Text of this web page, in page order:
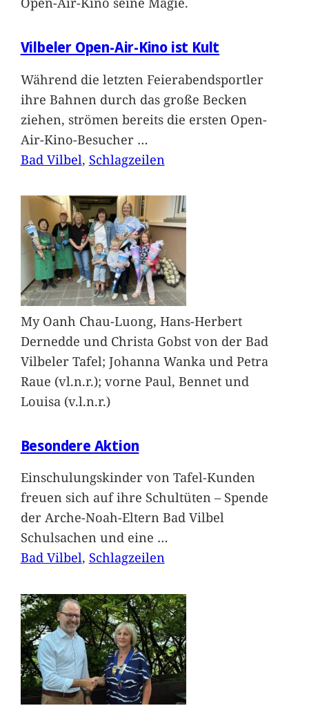
Vilbeler Open-Air-Kino ist Kult
Während die letzten Feierabendsportler
ihre Bahnen durch das große Becken
ziehen, strömen bereits die ersten Open-
Air-Kino-Besucher …
Bad Vilbel, Schlagzeilen
My Oanh Chau-Luong, Hans-Herbert
Dernedde und Christa Gobst von der Bad
Vilbeler Tafel; Johanna Wanka und Petra
Raue (vl.n.r.); vorne Paul, Bennet und
Louisa (v.l.n.r.)
Besondere Aktion
Einschulungskinder von Tafel-Kunden
freuen sich auf ihre Schultüten – Spende
der Arche-Noah-Eltern Bad Vilbel
Schulsachen und eine …
Bad Vilbel, Schlagzeilen